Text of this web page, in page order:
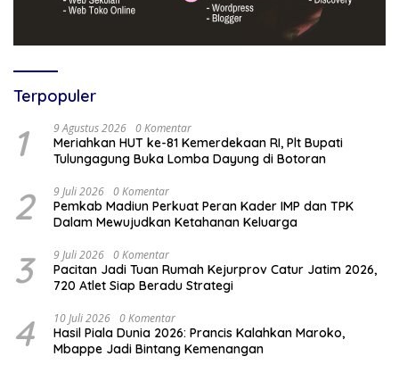
Terpopuler
1 9 Agustus 2026 0 Komentar
Meriahkan HUT ke-81 Kemerdekaan RI, Plt Bupati
Tulungagung Buka Lomba Dayung di Botoran
2 9 Juli 2026 0 Komentar
Pemkab Madiun Perkuat Peran Kader IMP dan TPK
Dalam Mewujudkan Ketahanan Keluarga
3 9 Juli 2026 0 Komentar
Pacitan Jadi Tuan Rumah Kejurprov Catur Jatim 2026,
720 Atlet Siap Beradu Strategi
4 10 Juli 2026 0 Komentar
Hasil Piala Dunia 2026: Prancis Kalahkan Maroko,
Mbappe Jadi Bintang Kemenangan